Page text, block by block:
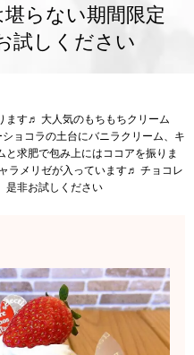
らない期間限定
試しください
ます♬ 大人気のもちもちクリーム
ョコラの土台にバニラクリーム、キ
求肥で包み上にはココアを振りま
ラメリゼが入っています♬ チョコレ
是非お試しください